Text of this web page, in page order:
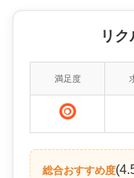
リ
満足度
総合おすすめ度